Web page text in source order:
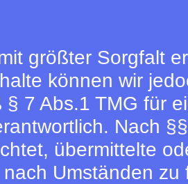
größter Sorgfalt
können wir
7 Abs.1 TMG für
Nach
übermittelte
Umständen